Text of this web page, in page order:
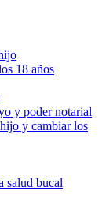
18 años
y poder notarial
y cambiar los
salud bucal